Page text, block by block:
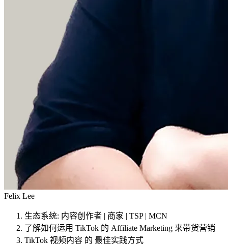
Felix Lee
生态系统: 内容创作者 | 商家 | TSP | MCN
了解如何运用 TikTok 的 Affiliate Marketing 来带货营销
TikTok 视频内容 的 最佳实践方式